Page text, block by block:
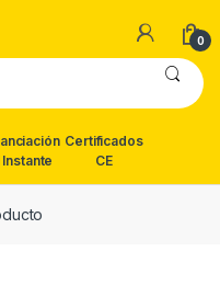
0
Instante
Certificados
CE